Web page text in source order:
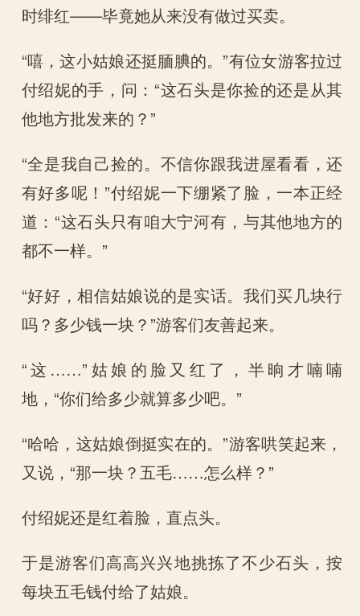
时绯红——毕竟她从来没有做过买卖。
“嘻，这小姑娘还挺腼腆的。”有位女游客拉过
付绍妮的手，问：“这石头是你捡的还是从其
他地方批发来的？”
“全是我自己捡的。不信你跟我进屋看看，还
有好多呢！”付绍妮一下绷紧了脸，一本正经
道：“这石头只有咱大宁河有，与其他地方的
都不一样。”
“好好，相信姑娘说的是实话。我们买几块行
吗？多少钱一块？”游客们友善起来。
“这……”姑娘的脸又红了，半晌才喃喃
地，“你们给多少就算多少吧。”
“哈哈，这姑娘倒挺实在的。”游客哄笑起来，
又说，“那一块？五毛……怎么样？”
付绍妮还是红着脸，直点头。
于是游客们高高兴兴地挑拣了不少石头，按
每块五毛钱付给了姑娘。